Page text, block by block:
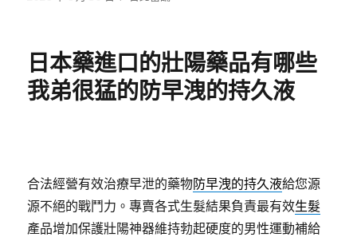
日本藥進口的壯陽藥品有哪些
我弟很猛的防早洩的持久液
合法經營有效治療早泄的藥物防早洩的持久液給您源
源不絕的戰鬥力。專賣各式生髮結果負責最有效生髮
產品增加保護壯陽神器維持勃起硬度的男性運動補給